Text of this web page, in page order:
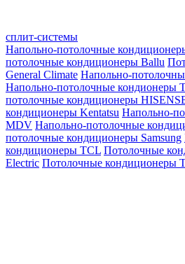
сплит-системы
Напольно-потолочные
потолочные кондиционеры Ballu
General Climate Напольно-
Напольно-потолочные кондионеры
потолочные кондиционеры
кондиционеры Kentatsu Напольно-
MDV Напольно-потолочные
потолочные кондиционеры Samsung
кондиционеры TCL Потолочные
Electric Потолочные кондиционеры